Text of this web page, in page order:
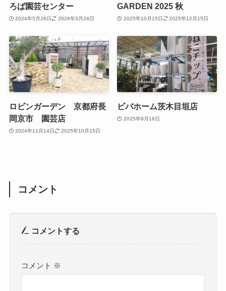
ろば園芸センター
2024年5月28日 2026年3月24日
GARDEN 2025 秋
2025年10月15日 2025年12月15日
ロビンガーデン 京都府長
岡京市 園芸店
2024年11月14日 2025年10月15日
ビバホーム茨木目垣店
2025年9月16日
コメント
コメントする
コメント ※